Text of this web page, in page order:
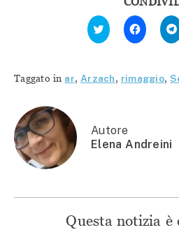
Fai
clic
qui
Twitter
(Si
finestra)
Fai
clic
per
(Si
apre
Taggato in ar, Arzach, rimaggio,
Autore
Elena Andreini
Questa notizia è